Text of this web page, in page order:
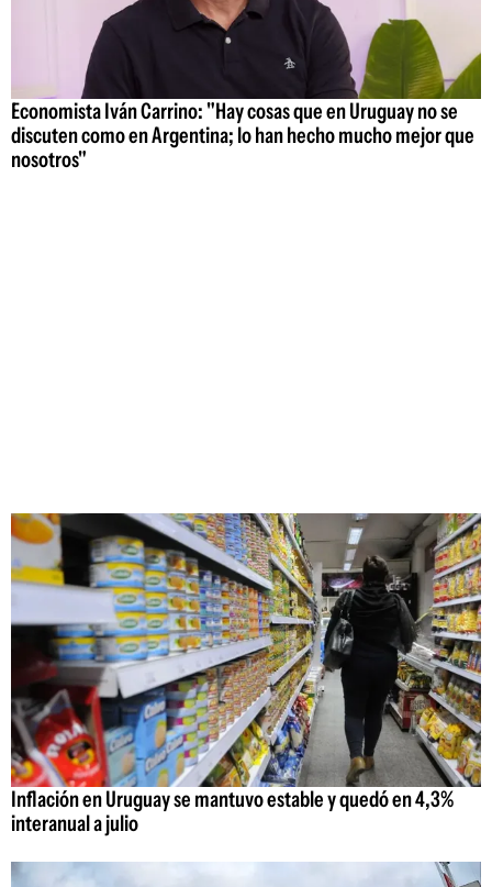
Economista Iván Carrino: "Hay cosas que en Uruguay no se
discuten como en Argentina; lo han hecho mucho mejor que
nosotros"
Inflación en Uruguay se mantuvo estable y quedó en 4,3%
interanual a julio